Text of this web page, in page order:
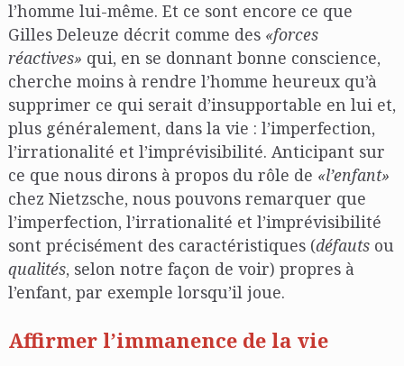
l’homme lui-même. Et ce sont encore ce que
Gilles Deleuze décrit comme des «forces
réactives» qui, en se donnant bonne conscience,
cherche moins à rendre l’homme heureux qu’à
supprimer ce qui serait d’insupportable en lui et,
plus généralement, dans la vie : l’imperfection,
l’irrationalité et l’imprévisibilité. Anticipant sur
ce que nous dirons à propos du rôle de «l’enfant»
chez Nietzsche, nous pouvons remarquer que
l’imperfection, l’irrationalité et l’imprévisibilité
sont précisément des caractéristiques (défautsou
qualités, selon notre façon de voir) propres à
l’enfant, par exemple lorsqu’il joue.
Affirmer l’immanence de la vie